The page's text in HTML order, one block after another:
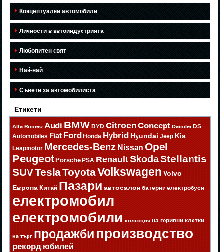
Концептуални автомобили
Личности в автоиндустрията
Любопитен свят
Най-най
Съвети за автомобилиста
Етикети
Alfa Romeo Audi BMW BYD Citroen Concept Daimler DS
Automobiles Fiat Ford Honda Hybrid Hyundai Jeep Kia
Leapmotor Mercedes-Benz Nissan Opel
Peugeot Porsche PSA RenaultSkodaStellantis
SUVTeslaToyotaVolkswagen Volvo
Европа Китай Пазари автосалон батерии електробуси
електромобил
електромобили колекция на горивни клетки
на търг продажбипроизводство
рекорд юбилей